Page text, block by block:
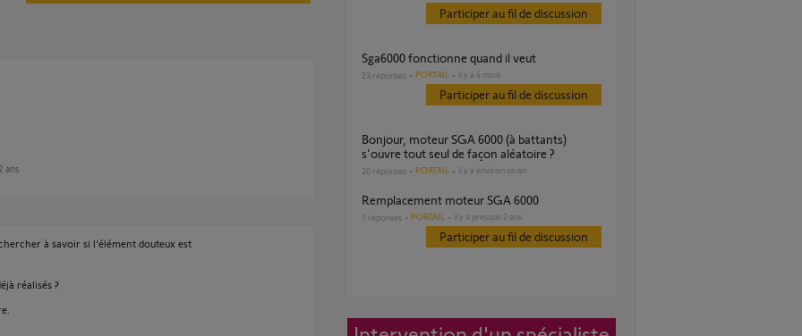
ans
à savoir si l'élément douteux est
réalisés ?
Participer au fil de discussion
Sga6000 fonctionne quand il veut
23 réponses PORTAIL il y a 4 mois
Participer au fil de discussion
Bonjour, moteur SGA 6000 (à battants)
s'ouvre tout seul de façon aléatoire ?
20 réponses PORTAIL il y a environ un an
Remplacement moteur SGA 6000
7 réponses PORTAIL il y a presque 2 ans
Participer au fil de discussion